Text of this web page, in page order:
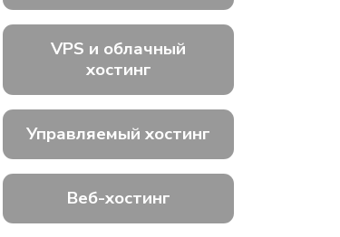
VPS и облачный
хостинг
Управляемый хостинг
Веб-хостинг